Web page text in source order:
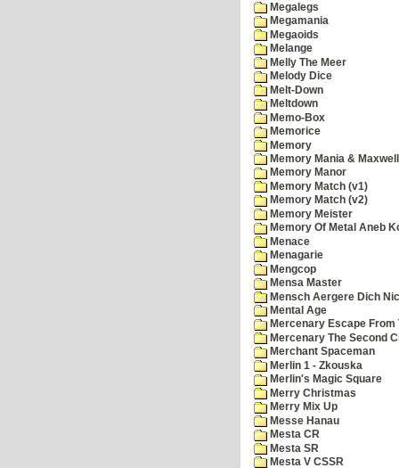
Megalegs
Megamania
Megaoids
Melange
Melly The Meer
Melody Dice
Melt-Down
Meltdown
Memo-Box
Memorice
Memory
Memory Mania &
Memory Manor
Memory Match (v1)
Memory Match (v2)
Memory Meister
Memory Of Metal Aneb
Menace
Menagarie
Mengcop
Mensa Master
Mensch Aergere Dich
Mental Age
Mercenary Escape From
Mercenary The Second
Merchant Spaceman
Merlin 1 - Zkouska
Merlin's Magic Square
Merry Christmas
Merry Mix Up
Messe Hanau
Mesta CR
Mesta SR
Mesta V CSSR